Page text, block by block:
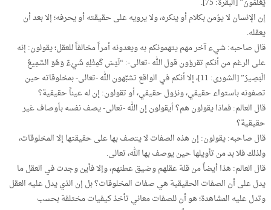
إن الإنسان لا يؤمن بكلام أو ينكره، ولا يرويه على حقيقته أو يحرفه؛ إلا بعد أن
يعقله.
قال صاحبه: شيء آخر مهم يتهمونكم به ويعدونه أمراً مخالفاً للعقل؛ يقولون: إنه
على الرغم من أنكم تقرؤون قول الله -تعالى-: “لَيْسَ كَمِثْلِهِ شَيْءٌ وَهُوَ السَّمِيعُ
الْبَصِيرُ” [الشورى: 11]، إلا أنكم في الواقع تشبِّهون الله -تعالى- بمخلوقاته حين
تصفونه باستواء حقيقي، ونزول حقيقي، أو تقولون: إن له عيناً حقيقية؟
قال العالم: فماذا يقولون هم؟ أيقولون إن الله -تعالى- يصف نفسه بأوصاف غير
حقيقية؟
قال صاحبه: يقولون: إن هذه الصفات لا يتصف بها على حقيقتها إلا المخلوقات،
ولذلك فلا بد من تأويلها حين يوصف بها الله، تعالى.
قال العالم: هذا أيضاً من قلة عقلهم وضيق عطنهم، وإلا فأين وجدت في العقل ما
يدل على أن الصفات الحقيقية هي صفات المخلوقات؟ بل إن الذي يدل عليه العقل
وتدل عليه المشاهدة؛ هو أن للصفات معاني تأخذ كيفيات مختلفة بحسب